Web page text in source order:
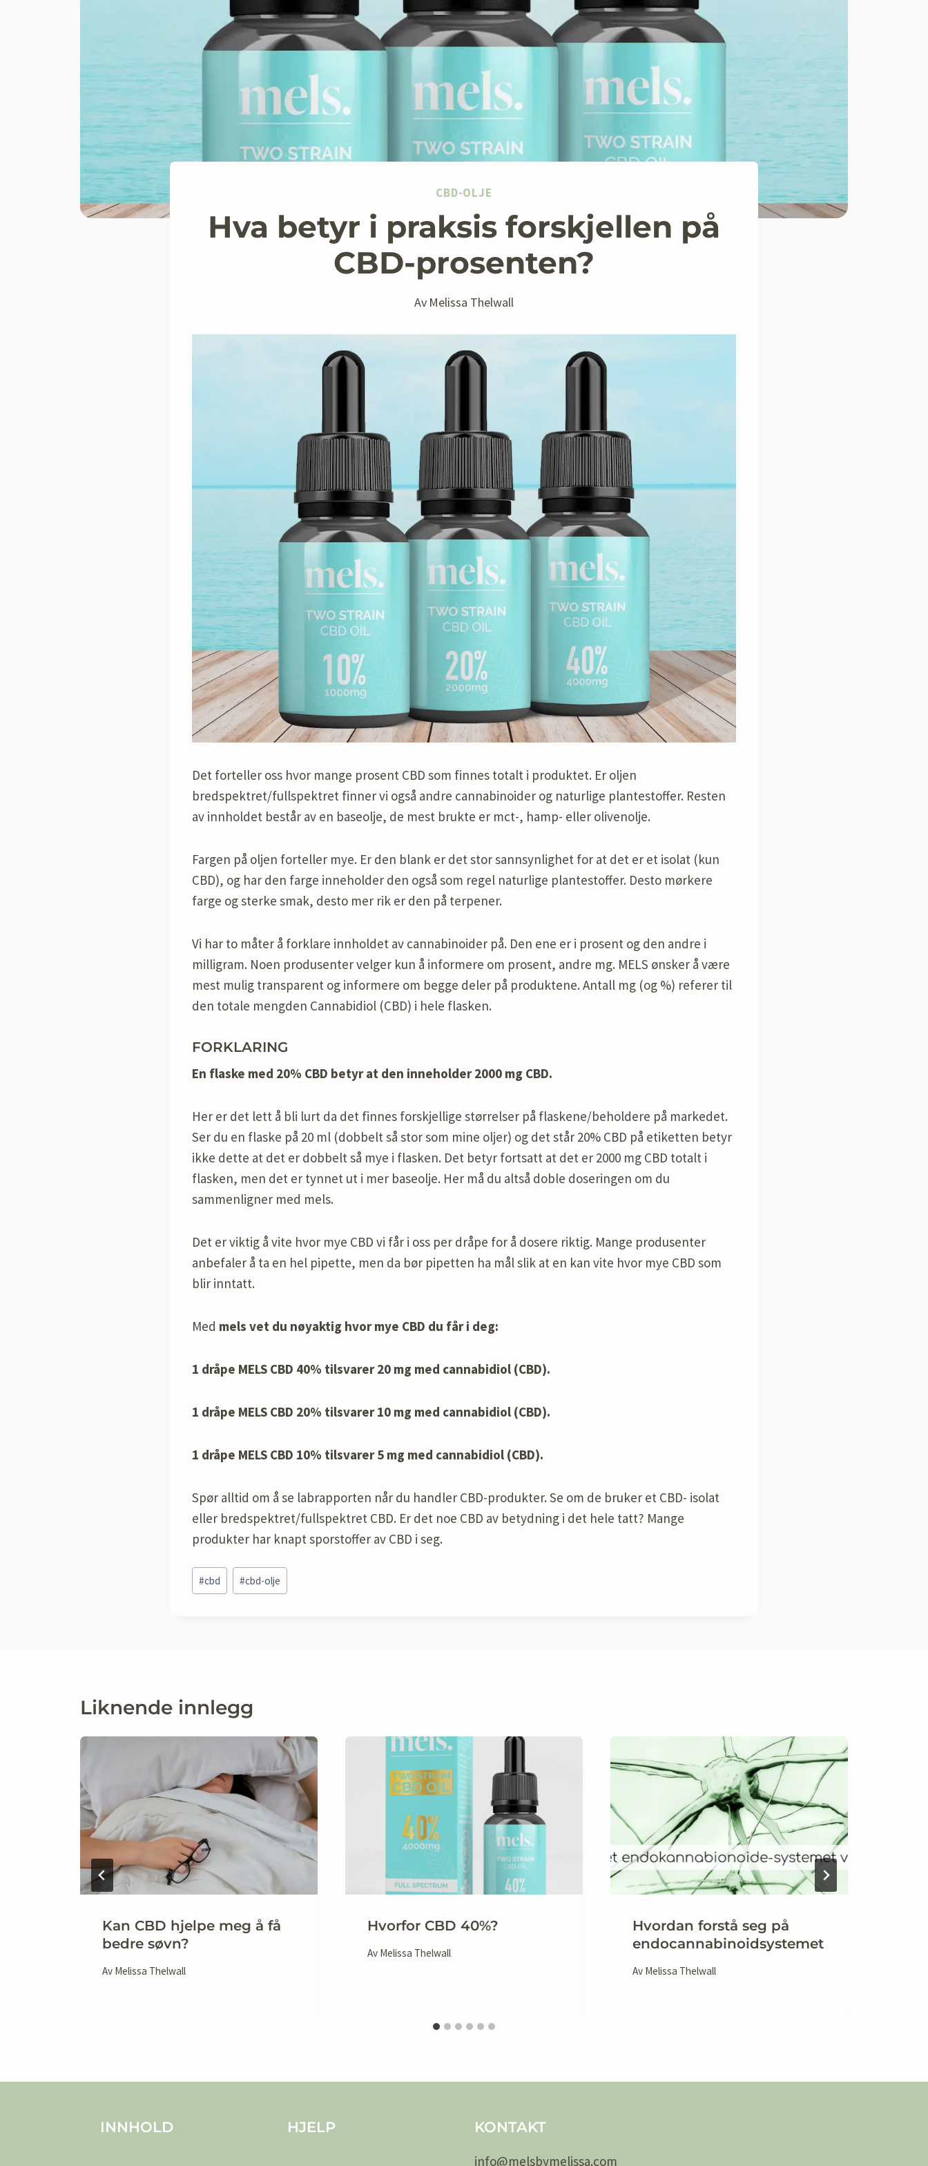
CBD-OLJE
Hva betyr i praksis forskjellen på
CBD-prosenten?
Av Melissa Thelwall
Det forteller oss hvor mange prosent CBD som finnes totalt i produktet. Er oljen
bredspektret/fullspektret finner vi også andre cannabinoider og naturlige plantestoffer. Resten
av innholdet består av en baseolje, de mest brukte er mct-, hamp- eller olivenolje.
Fargen på oljen forteller mye. Er den blank er det stor sannsynlighet for at det er et isolat (kun
CBD), og har den farge inneholder den også som regel naturlige plantestoffer. Desto mørkere
farge og sterke smak, desto mer rik er den på terpener.
Vi har to måter å forklare innholdet av cannabinoider på. Den ene er i prosent og den andre i
milligram. Noen produsenter velger kun å informere om prosent, andre mg. MELS ønsker å være
mest mulig transparent og informere om begge deler på produktene. Antall mg (og %) referer til
den totale mengden Cannabidiol (CBD) i hele flasken.
FORKLARING
En flaske med 20% CBD betyr at den inneholder 2000 mg CBD.
Her er det lett å bli lurt da det finnes forskjellige størrelser på flaskene/beholdere på markedet.
Ser du en flaske på 20 ml (dobbelt så stor som mine oljer) og det står 20% CBD på etiketten betyr
ikke dette at det er dobbelt så mye i flasken. Det betyr fortsatt at det er 2000 mg CBD totalt i
flasken, men det er tynnet ut i mer baseolje. Her må du altså doble doseringen om du
sammenligner med mels.
Det er viktig å vite hvor mye CBD vi får i oss per dråpe for å dosere riktig. Mange produsenter
anbefaler å ta en hel pipette, men da bør pipetten ha mål slik at en kan vite hvor mye CBD som
blir inntatt.
Med mels vet du nøyaktig hvor mye CBD du får i deg:
1 dråpe MELS CBD 40% tilsvarer 20 mg med cannabidiol (CBD).
1 dråpe MELS CBD 20% tilsvarer 10 mg med cannabidiol (CBD).
1 dråpe MELS CBD 10% tilsvarer 5 mg med cannabidiol (CBD).
Spør alltid om å se labrapporten når du handler CBD-produkter. Se om de bruker et CBD- isolat
eller bredspektret/fullspektret CBD. Er det noe CBD av betydning i det hele tatt? Mange
produkter har knapt sporstoffer av CBD i seg.
Post
Tags:
#cbd #cbd-olje
Liknende innlegg
Kan CBD hjelpe meg å få
bedre søvn?
Av Melissa Thelwall
Hvorfor CBD 40%?
Av Melissa Thelwall
Hvordan forstå seg på
endocannabinoidsystemet
Av Melissa Thelwall
INNHOLD HJELP KONTAKT
info@melsbymelissa.com